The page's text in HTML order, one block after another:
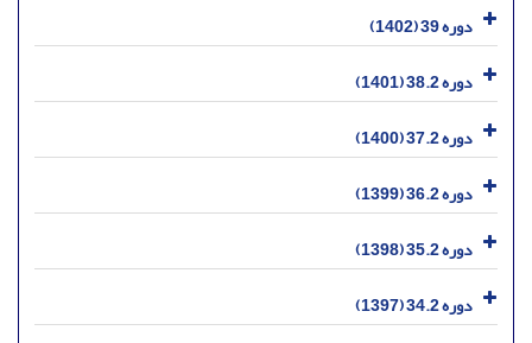
دوره 39 (1402)
دوره 38.2 (1401)
دوره 37.2 (1400)
دوره 36.2 (1399)
دوره 35.2 (1398)
دوره 34.2 (1397)